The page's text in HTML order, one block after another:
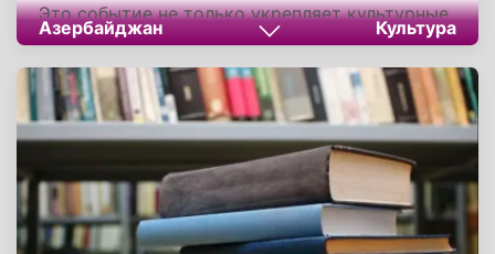
Это событие не только укрепляет культурные
связи и воспитывает уважение к истории в
новых поколениях, но и дарит каждому
участнику ни с чем не сравнимое ощущение
сопричастности общему празднику жизни и
красоты.
Азербайджан Культура